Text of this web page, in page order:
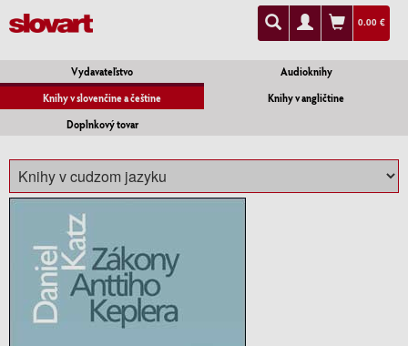
0.00 €
Vydavateľstvo
Audioknihy
Knihy v slovenčine a češtine
Knihy v angličtine
Doplnkový tovar